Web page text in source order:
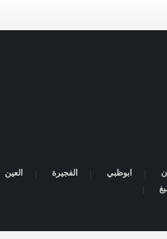
ابوظبي الفجيرة العين